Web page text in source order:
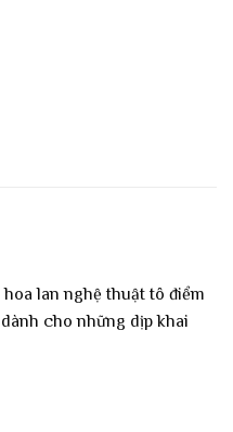
lan nghệ thuật tô điểm
cho những dịp khai